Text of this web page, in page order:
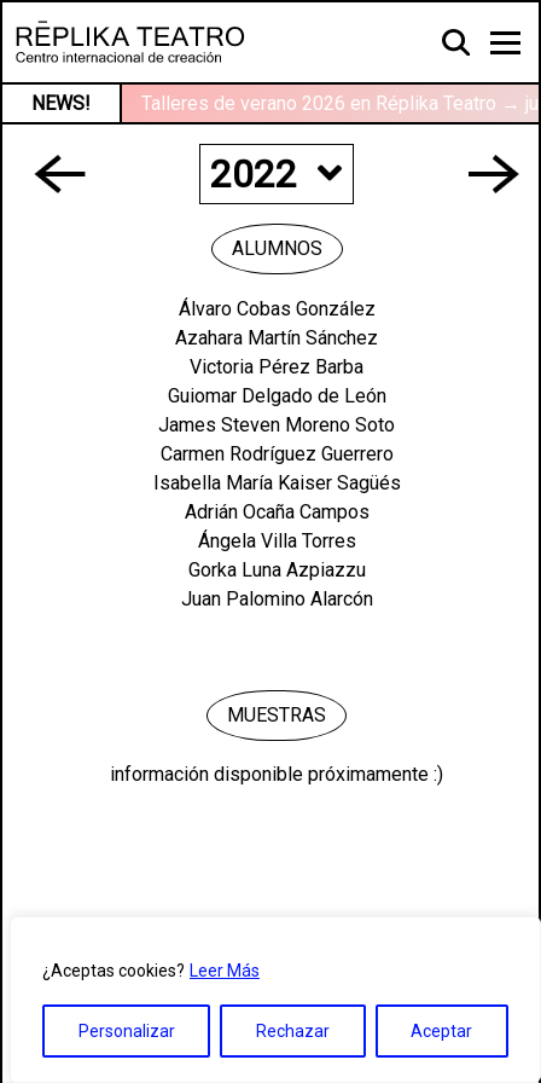
¿Aceptas cookies? Leer Más
Personalizar Rechazar Aceptar
NEWS! Talleres de verano 2026 en Réplika Teatro →
2022
2024
2023
2022
2021
2020
2019
2018
2016
2015
2011
2010
ALUMNOS
Álvaro Cobas González
Azahara Martín Sánchez
Victoria Pérez Barba
Guiomar Delgado de León
James Steven Moreno Soto
Carmen Rodríguez Guerrero
Isabella María Kaiser Sagüés
Adrián Ocaña Campos
Ángela Villa Torres
Gorka Luna Azpiazzu
Juan Palomino Alarcón
MUESTRAS
información disponible próximamente :)